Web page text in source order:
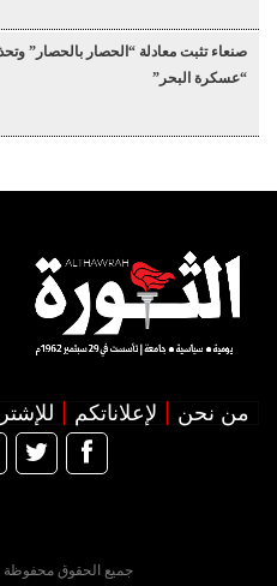
صنعاء تثبت معادلة “الحصار بالحصار”
“عسكرة البحر”
من نحن لإعلاناتكم
جميع الحقوق محفوظة لـ